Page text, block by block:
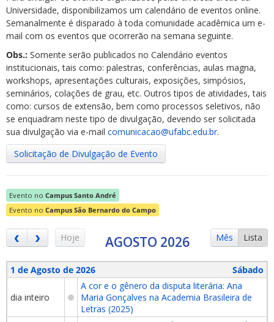
Universidade, disponibilizamos um calendário de eventos online.
Semanalmente é disparado à toda comunidade acadêmica um e-
mail com os eventos que ocorrerão na semana seguinte.
Obs.: Somente serão publicados no Calendário eventos
institucionais, tais como: palestras, conferências, aulas magna,
workshops, apresentações culturais, exposições, simpósios,
seminários, colações de grau, etc. Outros tipos de atividades, tais
como: cursos de extensão, bem como processos seletivos, não
se enquadram neste tipo de divulgação, devendo ser solicitada
sua divulgação via e-mail comunicacao@ufabc.edu.br.
Solicitação de Divulgação de Evento
Evento no Campus Santo André
Evento no Campus São Bernardo do Campo
Hoje Mês Lista
AGOSTO 2026
1 de Agosto de 2026 Sábado
dia inteiro
A cor e o gênero da disputa literária: Ana
Maria Gonçalves na Academia Brasileira de
Letras (2025)